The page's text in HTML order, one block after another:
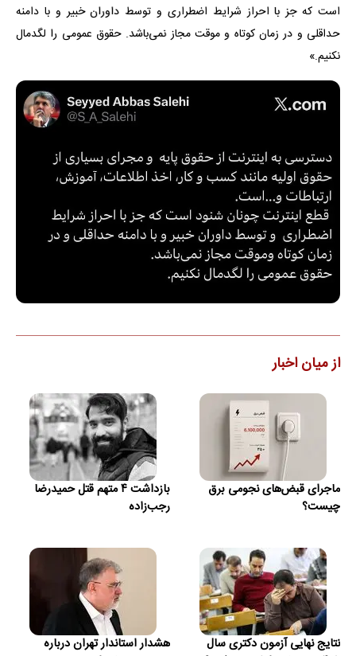
است که جز با احراز شرایط اضطراری و توسط داوران خبیر و با دامنه
حداقلی و در زمان کوتاه و موقت مجاز نمی‌باشد. حقوق عمومی را لگدمال
نکنیم.»
از میان اخبار
ماجرای قبض‌های نجومی برق
چیست؟
بازداشت ۴ متهم قتل حمیدرضا
رجب‌زاده
نتایج نهایی آزمون دکتری سال
هشدار استاندار تهران درباره